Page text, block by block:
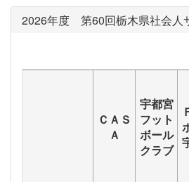
2026年度 第60回栃木県社会人
ＣＡＳ
Ａ
宇都宮
フット
ボール
クラブ